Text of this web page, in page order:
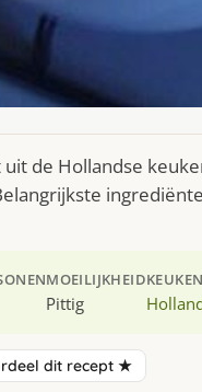
de Hollandse
MOEILIJKHEID
Pittig
KEUKEN
dit recept ★